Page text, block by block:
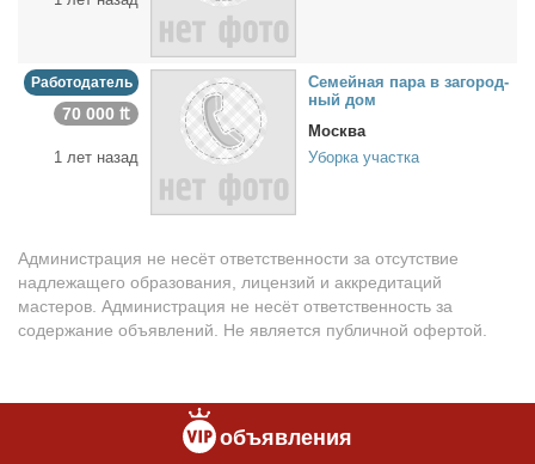
Работодатель
70 000 ₶
1 лет назад
Се­мей­ная па­ра в за­го­род­
ный дом
Москва
Уборка участка
Администрация не несёт ответственности за отсутствие
надлежащего образования, лицензий и аккредитаций
мастеров. Администрация не несёт ответственность за
содержание объявлений. Не является публичной офертой.
объявления